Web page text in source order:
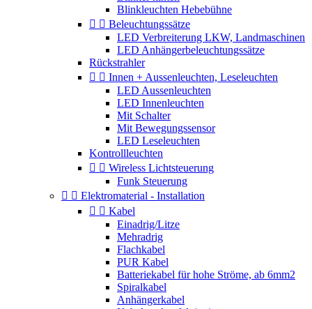
Blinkleuchten Hebebühne
  Beleuchtungssätze
LED Verbreiterung LKW, Landmaschinen
LED Anhängerbeleuchtungssätze
Rückstrahler
  Innen + Aussenleuchten, Leseleuchten
LED Aussenleuchten
LED Innenleuchten
Mit Schalter
Mit Bewegungssensor
LED Leseleuchten
Kontrollleuchten
  Wireless Lichtsteuerung
Funk Steuerung
  Elektromaterial - Installation
  Kabel
Einadrig/Litze
Mehradrig
Flachkabel
PUR Kabel
Batteriekabel für hohe Ströme, ab 6mm2
Spiralkabel
Anhängerkabel